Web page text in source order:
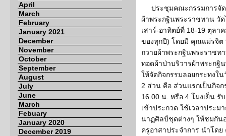
April
March
February
January 2021
December
November
October
September
August
July
June
March
Febuary
January 2020
December 2019
ประชุมคณะกรรมการจั
ผ้าพระกฐินพระราชทาน วั
เสาร์-อาทิตย์ที่ 18-19 ตุลา
ของทุกปี) โดยมี คุณแม่รจิ
ถวายผ้าพระกฐินพระราชท
ทอดผ้าป่าบริวารผ้าพระก
ให้จัดกิจกรรมลอยกระทงใ
2 ส่วน คือ ส่วนแรกเป็นกิจ
16.00 น. หรือ 4 โมงเย็น รั
เข้าประกวด ใช้เวลาประ
นาฏศิลป์ชุดต่างๆ ให้ชมกัน
ครูอาสาประจำการ นำโด